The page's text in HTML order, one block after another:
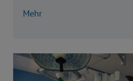
Mehr